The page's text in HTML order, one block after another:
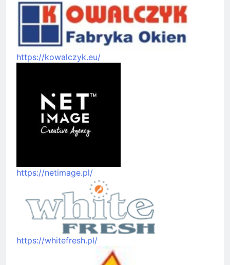
https://kowalczyk.eu/
https://netimage.pl/
https://whitefresh.pl/